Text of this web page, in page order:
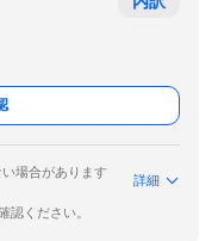
場合があります
詳細
認ください。